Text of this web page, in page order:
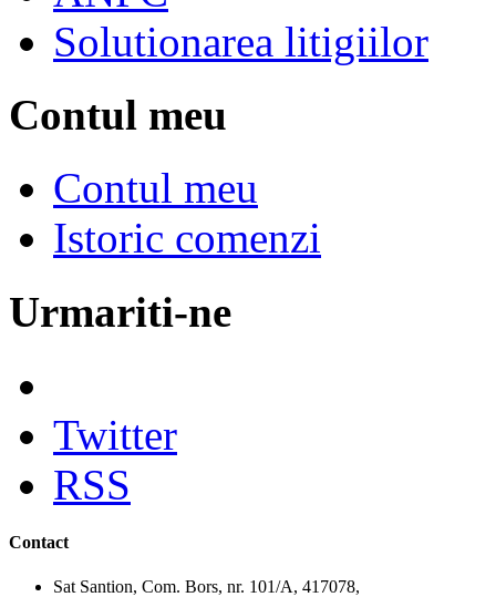
Solutionarea litigiilor
Contul meu
Contul meu
Istoric comenzi
Urmariti-ne
Twitter
RSS
Contact
Sat Santion, Com. Bors, nr. 101/A, 417078,